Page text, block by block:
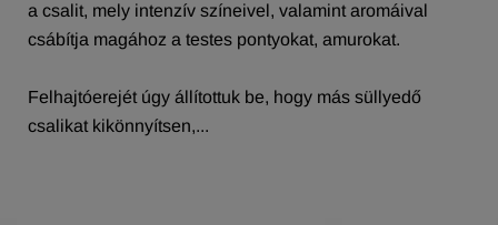
a csalit, mely intenzív színeivel, valamint aromáival
csábítja magához a testes pontyokat, amurokat.
Felhajtóerejét úgy állítottuk be, hogy más süllyedő
csalikat kikönnyítsen,...